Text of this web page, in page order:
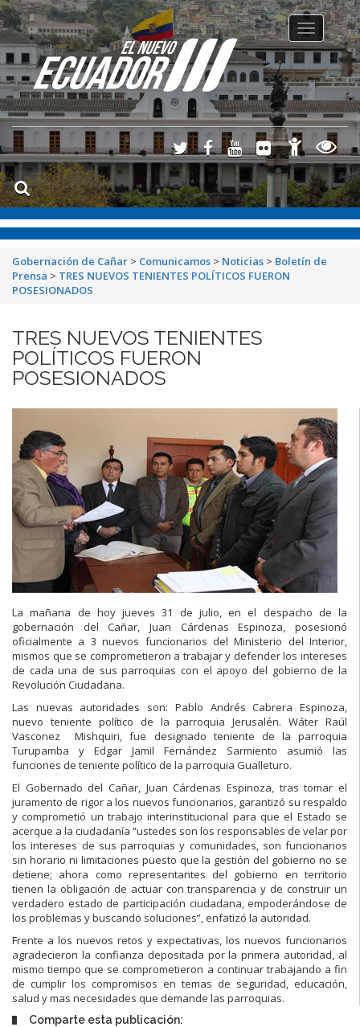
Toggle
navigation
Gobernación de Cañar > Comunicamos > Noticias > Boletín de
Prensa > TRES NUEVOS TENIENTES POLÍTICOS FUERON
POSESIONADOS
TRES NUEVOS TENIENTES
POLÍTICOS FUERON
POSESIONADOS
La mañana de hoy jueves 31 de julio, en el despacho de la
gobernación del Cañar, Juan Cárdenas Espinoza, posesionó
oficialmente a 3 nuevos funcionarios del Ministerio del Interior,
mismos que se comprometieron a trabajar y defender los intereses
de cada una de sus parroquias con el apoyo del gobierno de la
Revolución Ciudadana.
Las nuevas autoridades son: Pablo Andrés Cabrera Espinoza,
nuevo teniente político de la parroquia Jerusalén. Wáter Raúl
Vasconez Mishquiri, fue designado teniente de la parroquia
Turupamba y Edgar Jamil Fernández Sarmiento asumió las
funciones de teniente político de la parroquia Gualleturo.
El Gobernado del Cañar, Juan Cárdenas Espinoza, tras tomar el
juramento de rigor a los nuevos funcionarios, garantizó su respaldo
y comprometió un trabajo interinstitucional para que el Estado se
acerque a la ciudadanía “ustedes son los responsables de velar por
los intereses de sus parroquias y comunidades, son funcionarios
sin horario ni limitaciones puesto que la gestión del gobierno no se
detiene; ahora como representantes del gobierno en territorio
tienen la obligación de actuar con transparencia y de construir un
verdadero estado de participación ciudadana, empoderándose de
los problemas y buscando soluciones”, enfatizó la autoridad.
Frente a los nuevos retos y expectativas, los nuevos funcionarios
agradecieron la confianza depositada por la primera autoridad, al
mismo tiempo que se comprometieron a continuar trabajando a fin
de cumplir los compromisos en temas de seguridad, educación,
salud y mas necesidades que demande las parroquias.
Comparte esta publicación: